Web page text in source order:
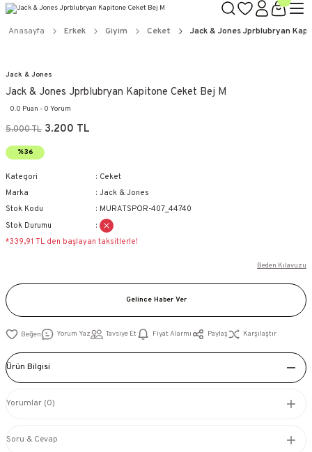
Anasayfa Erkek Giyim Ceket Jack & Jones Jprblubryan
Jack & Jones
Jack & Jones Jprblubryan Kapitone Ceket Bej M
0.0 Puan - 0 Yorum
5.000 TL 3.200 TL
%36
Kategori
Ceket
Marka
Jack & Jones
Stok Kodu
MURATSPOR-407_44740
Stok Durumu
*339,91 TL den başlayan taksitlerle!
Beden Kılavuzu
Gelince Haber Ver
Yorum Yaz Tavsiye Et Fiyat Alarmı Paylaş Karşılaştır
Ürün Bilgisi
Yorumlar (0)
Soru & Cevap